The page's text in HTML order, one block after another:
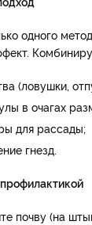
одного
(ловушки,
в очагах
для рассады;
гнезд.
почву (на